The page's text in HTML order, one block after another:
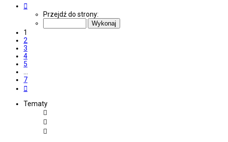
Przejdź do strony:
1
2
3
4
5
…
7
Tematy